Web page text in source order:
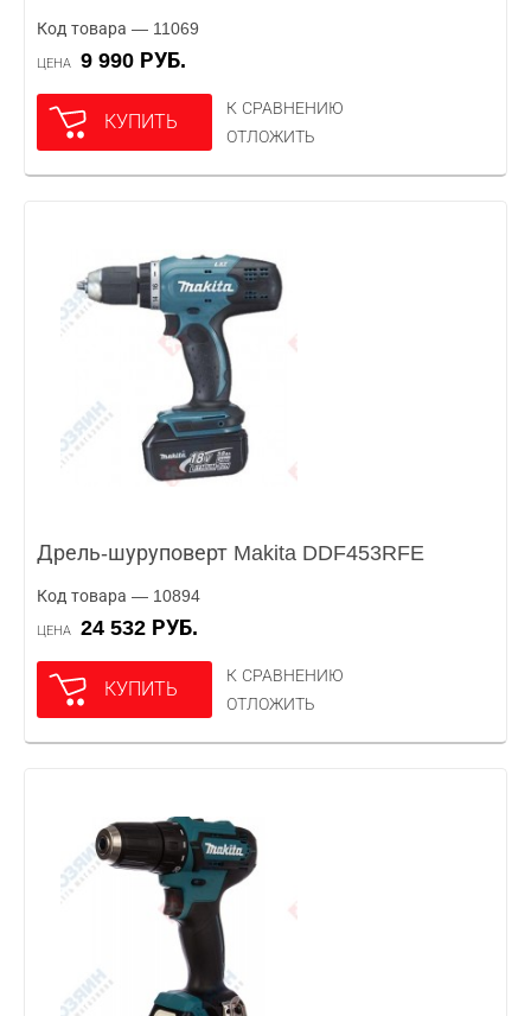
Код товара — 11069
ЦЕНА 9 990 РУБ.
КУПИТЬ
К СРАВНЕНИЮ
ОТЛОЖИТЬ
Дрель-шуруповерт Makita DDF453RFE
Код товара — 10894
ЦЕНА 24 532 РУБ.
КУПИТЬ
К СРАВНЕНИЮ
ОТЛОЖИТЬ